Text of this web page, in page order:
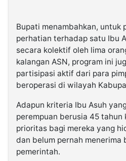
Bupati menambahkan, untuk
perhatian terhadap satu Ibu
secara kolektif oleh lima
kalangan ASN, program ini
partisipasi aktif dari para
beroperasi di wilayah
Adapun kriteria Ibu Asuh
perempuan berusia 45 tahun
prioritas bagi mereka yang
dan belum pernah menerima
pemerintah.